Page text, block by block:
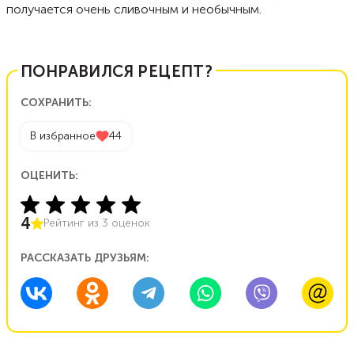
получается очень сливочным и необычным.
ПОНРАВИЛСЯ РЕЦЕПТ?
СОХРАНИТЬ:
В избранное 44
ОЦЕНИТЬ:
4 Рейтинг из 3 оценок
РАССКАЗАТЬ ДРУЗЬЯМ: